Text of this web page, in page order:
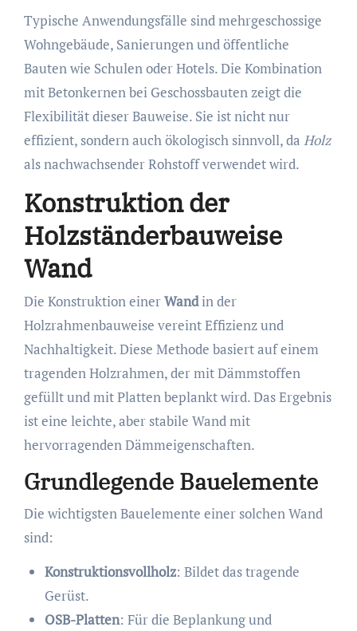
Typische Anwendungsfälle sind mehrgeschossige
Wohngebäude, Sanierungen und öffentliche
Bauten wie Schulen oder Hotels. Die Kombination
mit Betonkernen bei Geschossbauten zeigt die
Flexibilität dieser Bauweise. Sie ist nicht nur
effizient, sondern auch ökologisch sinnvoll, da Holz
als nachwachsender Rohstoff verwendet wird.
Konstruktion der
Holzständerbauweise
Wand
Die Konstruktion einerWandin der
Holzrahmenbauweise vereint Effizienz und
Nachhaltigkeit. Diese Methode basiert auf einem
tragenden Holzrahmen, der mit Dämmstoffen
gefüllt und mit Platten beplankt wird. Das Ergebnis
ist eine leichte, aber stabile Wand mit
hervorragenden Dämmeigenschaften.
Grundlegende Bauelemente
Die wichtigsten Bauelemente einer solchen Wand
sind:
Konstruktionsvollholz: Bildet das tragende
Gerüst.
OSB-Platten: Für die Beplankung und